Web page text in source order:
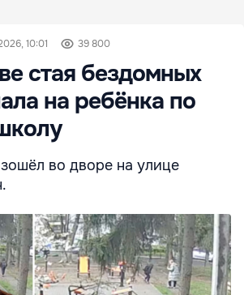
10:01 39 800
стая бездомных
на ребёнка по
во дворе на улице